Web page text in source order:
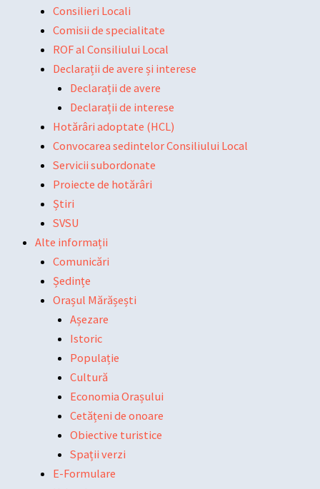
Consilieri Locali
Comisii de specialitate
ROF al Consiliului Local
Declarații de avere și interese
Declarații de avere
Declarații de interese
Hotărâri adoptate (HCL)
Convocarea sedintelor Consiliului Local
Servicii subordonate
Proiecte de hotărâri
Știri
SVSU
Alte informații
Comunicări
Ședințe
Orașul Mărășești
Așezare
Istoric
Populație
Cultură
Economia Orașului
Cetățeni de onoare
Obiective turistice
Spații verzi
E-Formulare